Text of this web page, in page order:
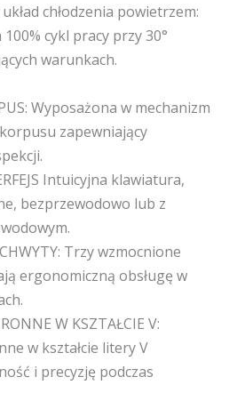
chłodzenia powietrzem:
cykl pracy przy 30°
warunkach.
Wyposażona w mechanizm
zapewniający
Intuicyjna klawiatura,
bezprzewodowo lub z
Trzy wzmocnione
ergonomiczną obsługę w
W KSZTAŁCIE V:
w kształcie litery V
i precyzję podczas